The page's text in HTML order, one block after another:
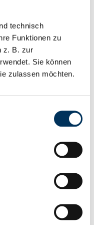
technisch
Funktionen zu
z. B. zur
Sie können
zulassen möchten.
unsere